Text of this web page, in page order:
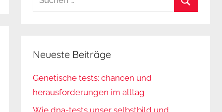
Neueste Beiträge
Genetische tests: chancen und
herausforderungen im alltag